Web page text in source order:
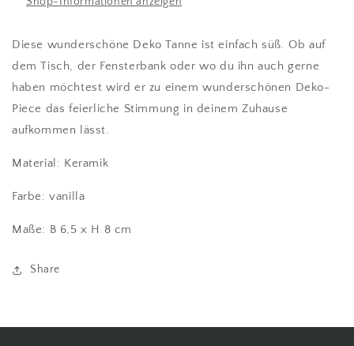
Diese wunderschöne Deko Tanne ist einfach süß. Ob auf
dem Tisch, der Fensterbank oder wo du ihn auch gerne
haben möchtest wird er zu einem wunderschönen Deko-
Piece das feierliche Stimmung in deinem Zuhause
aufkommen lässt.
Material: Keramik
Farbe: vanilla
Maße: B 6,5 x H 8 cm
Share